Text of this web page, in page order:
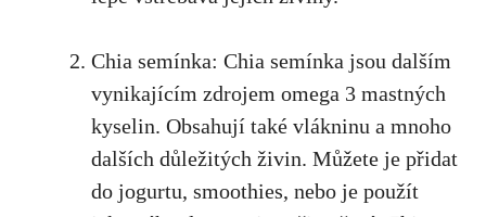
Chia semínka: Chia semínka jsou dalším
vynikajícím zdrojem omega 3 mastných
kyselin. Obsahují také vlákninu a mnoho
dalších důležitých živin. Můžete je přidat
do jogurtu, smoothies, nebo je použít